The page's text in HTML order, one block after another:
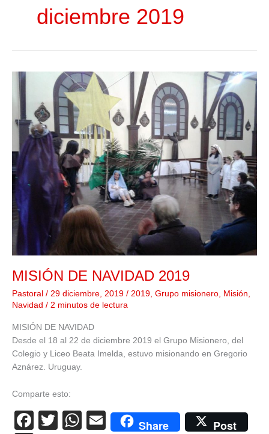
diciembre 2019
MISIÓN DE NAVIDAD 2019
Pastoral / 29 diciembre, 2019 / 2019, Grupo misionero, Misión,
Navidad / 2 minutos de lectura
MISIÓN DE NAVIDAD
Desde el 18 al 22 de diciembre 2019 el Grupo Misionero, del
Colegio y Liceo Beata Imelda, estuvo misionando en Gregorio
Aznárez. Uruguay.
Comparte esto:
F
T
W E
Share Post
MISIÓN
NAVIDAD
2019